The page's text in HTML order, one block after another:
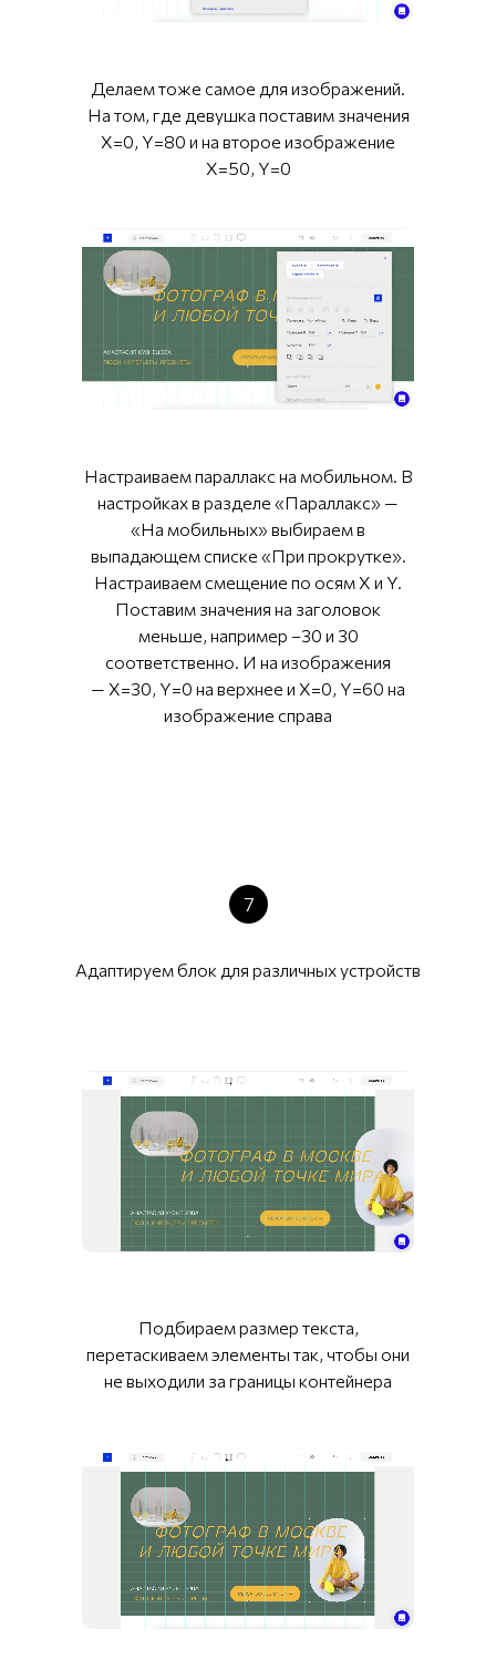
Делаем тоже самое для изображений.
На том, где девушка поставим значения
X=0, Y=80 и на второе изображение
X=50, Y=0
Настраиваем параллакс на мобильном. В
настройках в разделе «Параллакс» —
«На мобильных» выбираем в
выпадающем списке «При прокрутке».
Настраиваем смещение по осям X и Y.
Поставим значения на заголовок
меньше, например –30 и 30
соответственно. И на изображения
— X=30, Y=0 на верхнее и X=0, Y=60 на
изображение справа
7
Адаптируем блок для различных устройств
Подбираем размер текста,
перетаскиваем элементы так, чтобы они
не выходили за границы контейнера